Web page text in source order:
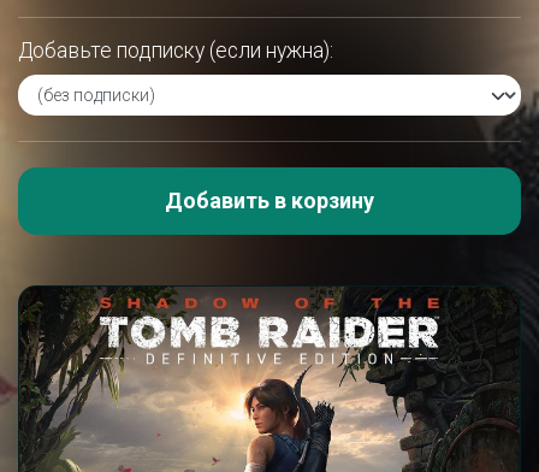
Добавьте подписку (если нужна):
Добавить в корзину